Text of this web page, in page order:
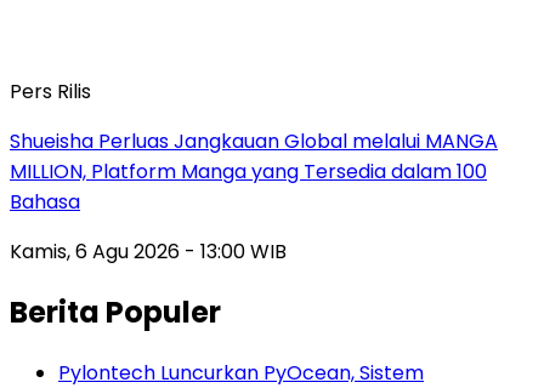
Pers Rilis
Shueisha Perluas Jangkauan Global melalui MANGA
MILLION, Platform Manga yang Tersedia dalam 100
Bahasa
Kamis, 6 Agu 2026 - 13:00 WIB
Berita Populer
Pylontech Luncurkan PyOcean, Sistem